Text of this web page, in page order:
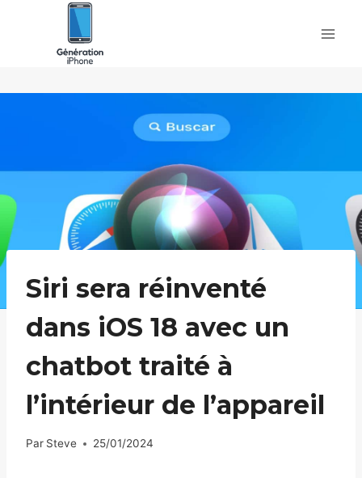
Siri sera réinventé
dans iOS 18 avec un
chatbot traité à
l’intérieur de l’appareil
Par Steve 25/01/2024